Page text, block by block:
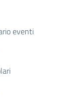
eventi